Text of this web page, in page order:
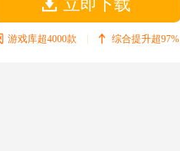
立即下载
游戏库超4000款 | 综合提升超97%